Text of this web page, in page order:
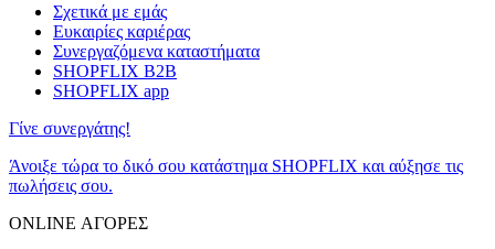
Σχετικά με εμάς
Ευκαιρίες καριέρας
Συνεργαζόμενα καταστήματα
SHOPFLIX B2B
SHOPFLIX app
Γίνε συνεργάτης!
Άνοιξε τώρα το δικό σου κατάστημα SHOPFLIX και αύξησε τις
πωλήσεις σου.
ONLINE ΑΓΟΡΕΣ